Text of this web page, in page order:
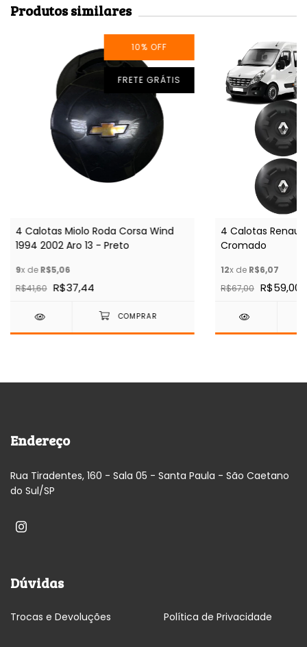
Produtos similares
10% OFF
FRETE GRÁTIS
4 Calotas Miolo Roda Corsa Wind
1994 2002 Aro 13 - Preto
9x deR$5,06
R$41,60 R$37,44
4 Calotas
Cromado
12x de R$6,07
R$67,00 R$59,00
Endereço
Rua Tiradentes, 160 - Sala 05 - Santa Paula - São Caetano
do Sul/SP
Dúvidas
Trocas e Devoluções Política de Privacidade